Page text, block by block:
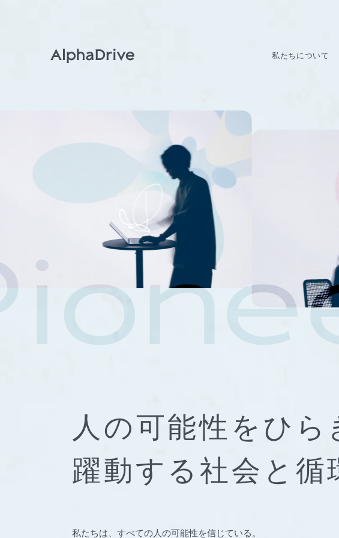
私たちについて
人の可能性をひら
躍動する社会と 循
私たちは、すべての人の可能性を信じている。